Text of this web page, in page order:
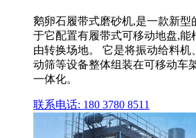
鹅卵石履带式磨砂机,是一款新型
于它配置有履带式可移动地盘,能
由转换场地。 它是将振动给料机
动筛等设备整体组装在可移动车
一体化。
联系电话: 180 3780 8511